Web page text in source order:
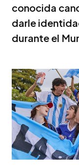
conocida
darle
durante el